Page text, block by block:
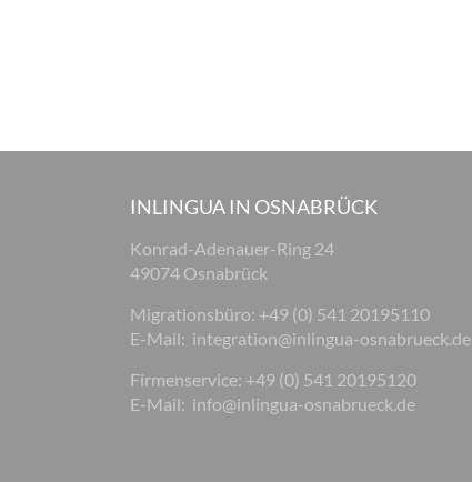
INLINGUA IN OSNABRÜCK
Konrad-Adenauer-Ring 24
49074 Osnabrück
Migrationsbüro: +49 (0) 541 20195110
E-Mail: integration@inlingua-osnabrueck.de
Firmenservice: +49 (0) 541 20195120
E-Mail: info@inlingua-osnabrueck.de